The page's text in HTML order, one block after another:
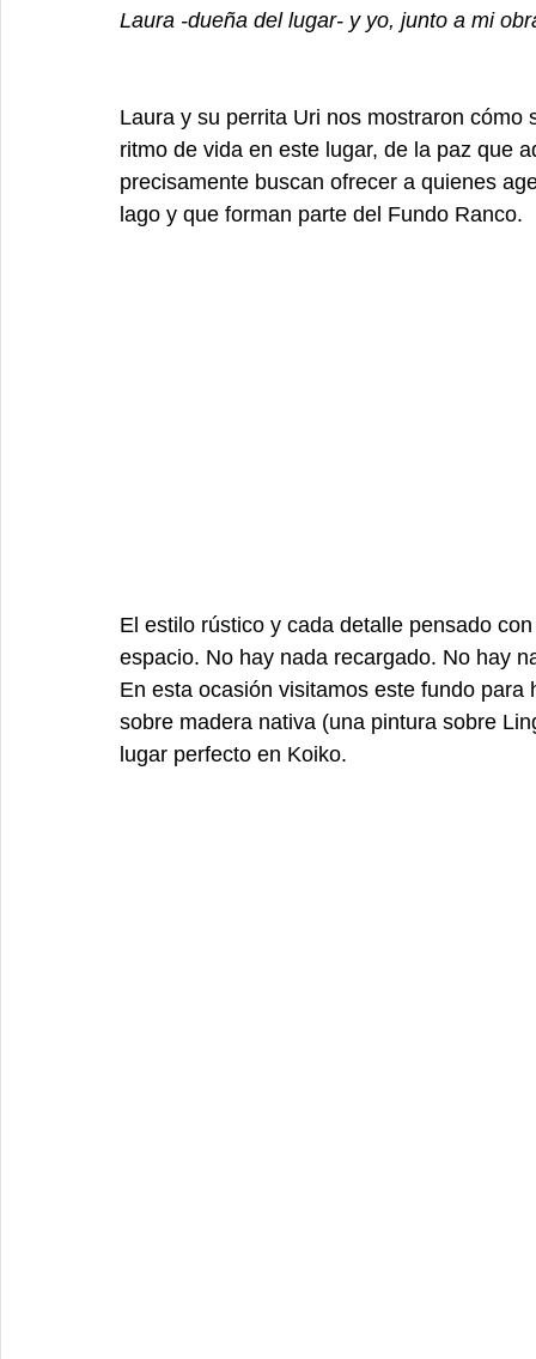
Laura -dueña del lugar- y yo, junto a mi
Laura y su perrita Uri nos mostraron
ritmo de vida en este lugar, de la paz que
precisamente buscan ofrecer a quienes
lago y que forman parte del Fundo Ranco.
El estilo rústico y cada detalle pensado
espacio. No hay nada recargado. No hay
En esta ocasión visitamos este fundo
sobre madera nativa (una pintura sobre
lugar perfecto en Koiko.